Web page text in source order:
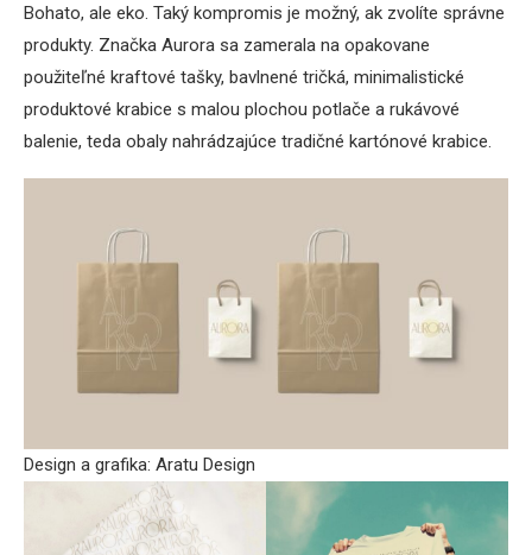
Bohato, ale eko. Taký kompromis je možný, ak zvolíte správne
produkty. Značka Aurora sa zamerala na opakovane
použiteľné kraftové tašky, bavlnené tričká, minimalistické
produktové krabice s malou plochou potlače a rukávové
balenie, teda obaly nahrádzajúce tradičné kartónové krabice.
Design a grafika: Aratu Design